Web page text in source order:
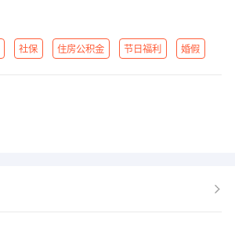
社保 住房公积金 节日福利 婚假